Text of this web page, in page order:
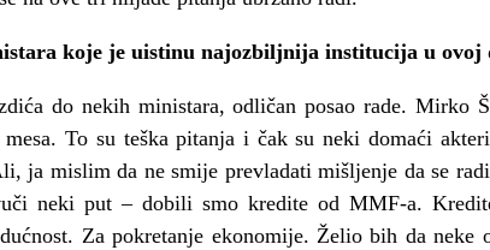
koje je uistinu najozbiljnija institucija u ovoj
do nekih ministara, odličan posao rade. Mirko
To su teška pitanja i čak su neki domaći
ja mislim da ne smije prevladati mišljenje da se
neki put – dobili smo kredite od MMF-a.
Za pokretanje ekonomije. Želio bih da neke